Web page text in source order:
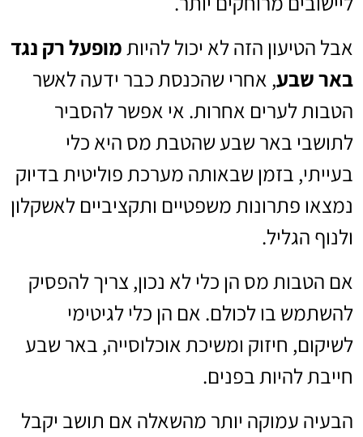
אבל הטיעון הזה לא יכול להיותמופעל רק נגד
באר שבע, אחרי שהכנסת כבר ידעה לאשר
הטבות לערים אחרות. אי אפשר להסביר
לתושבי באר שבע שהטבת מס היא כלי
בעייתי, בזמן שבאותה מערכת פוליטית בדיוק
נמצאו פתרונות משפטיים ותקציביים לאשקלון
ולנוף הגליל.
אם הטבות מס הן כלי לא נכון, צריך להפסיק
להשתמש בו לכולם. אם הן כלי לגיטימי
לשיקום, חיזוק ומשיכת אוכלוסייה, באר שבע
חייבת להיות בפנים.
הבעיה עמוקה יותר מהשאלה אם תושב יקבל